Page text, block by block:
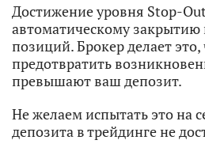
Достижение уровня Stop-
автоматическому закрытию
позиций. Брокер делает
предотвратить
превышают ваш депозит.
Не желаем испытать это на
депозита в трейдинге не